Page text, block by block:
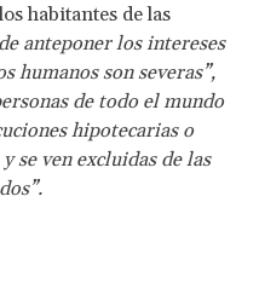
habitantes de las
anteponer los intereses
humanos son severas”,
de todo el mundo
hipotecarias o
se ven excluidas de las